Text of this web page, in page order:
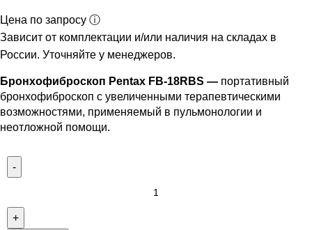
Цена по запросу ⓘ
Зависит от комплектации и/или наличия на складах в
России. Уточняйте у менеджеров.
Бронхофиброскоп Pentax FB-18RBS — портативный
бронхофиброскоп с увеличенными терапевтическими
возможностями, применяемый в пульмонологии и
неотложной помощи.